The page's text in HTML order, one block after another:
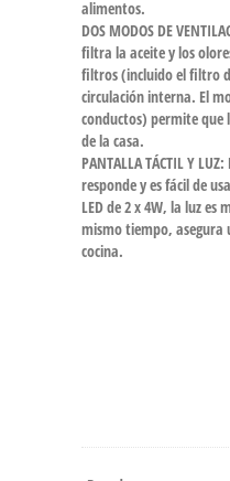
alimentos.
DOS MODOS DE
filtra la aceite y los
filtros (incluido el filtro
circulación interna. El
conductos) permite que
de la casa.
PANTALLA TÁCTIL Y
responde y es fácil de
LED de 2 x 4W, la luz
mismo tiempo, asegura
cocina.